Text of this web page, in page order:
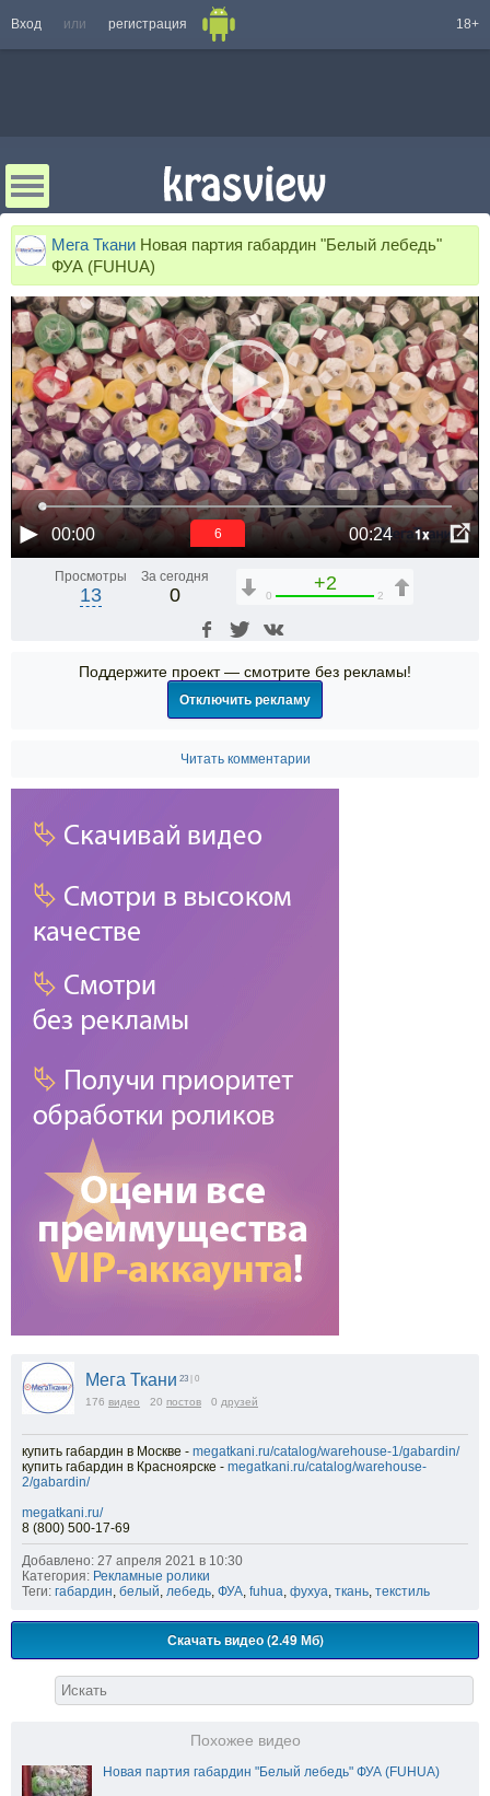
Вход или регистрация 18+
Мега Ткани Новая партия габардин "Белый лебедь"
ФУА (FUHUA)
00:00 00:24 1x
6
Просмотры
13
За сегодня
0
+2
0 2
Поддержите проект — смотрите без рекламы!
Отключить рекламу
Читать комментарии
Мега Ткани 23 | 0
176 видео 20 постов 0 друзей
купить габардин в Москве - megatkani.ru/catalog/warehouse-1/gabardin/
купить габардин в Красноярске - megatkani.ru/catalog/warehouse-
2/gabardin/
megatkani.ru/
8 (800) 500-17-69
Добавлено: 27 апреля 2021 в 10:30
Категория: Рекламные ролики
Теги: габардин, белый, лебедь, ФУА, fuhua, фухуа, ткань, текстиль
Скачать видео (2.49 Мб)
Похожее видео
Новая партия габардин "Белый лебедь" ФУА (FUHUA)